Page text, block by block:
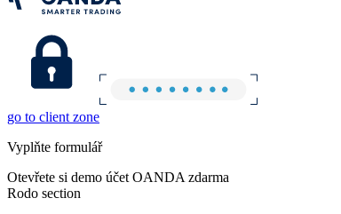
go to client zone
Vyplňte formulář
Otevřete si demo účet OANDA zdarma
Rodo section